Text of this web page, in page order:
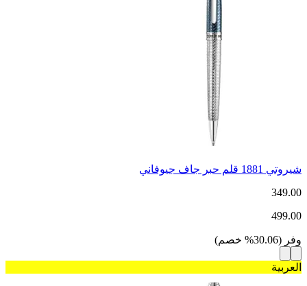
شيروتي 1881 قلم حبر جاف جيوفاني
349.00
499.00
وفر (
30.06
% خصم)
العربية